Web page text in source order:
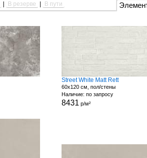
В резерве В пути
Street White Matt Rett
60x120 см, пол/стены
Наличие: по запросу
8431 р/м²